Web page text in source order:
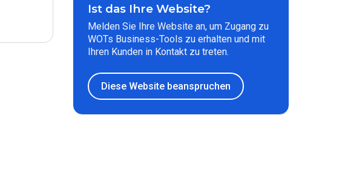
Ist das Ihre Website?
Melden Sie Ihre Website an, um Zugang zu
WOTs Business-Tools zu erhalten und mit
Ihren Kunden in Kontakt zu treten.
Diese Website beanspruchen